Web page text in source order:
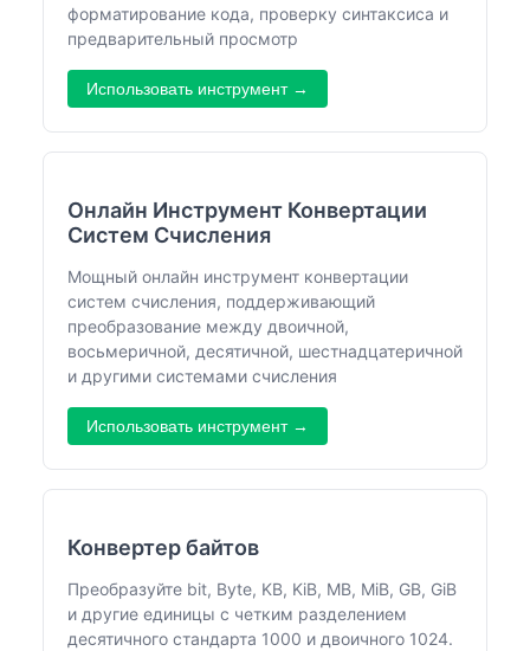
форматирование кода, проверку синтаксиса и
предварительный просмотр
Использовать инструмент →
Онлайн Инструмент Конвертации
Систем Счисления
Мощный онлайн инструмент конвертации
систем счисления, поддерживающий
преобразование между двоичной,
восьмеричной, десятичной, шестнадцатеричной
и другими системами счисления
Использовать инструмент →
Конвертер байтов
Преобразуйте bit, Byte, KB, KiB, MB, MiB, GB, GiB
и другие единицы с четким разделением
десятичного стандарта 1000 и двоичного 1024.